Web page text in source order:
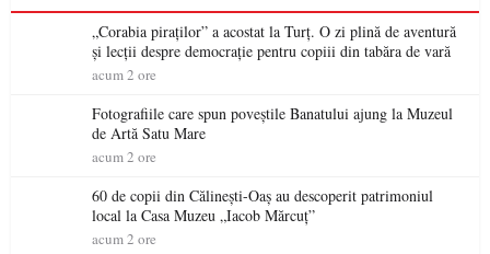
„Corabia piraților” a acostat la Turț. O zi plină de aventură
și lecții despre democrație pentru copiii din tabăra de vară
acum 2 ore
Fotografiile care spun poveștile Banatului ajung la Muzeul
de Artă Satu Mare
acum 2 ore
60 de copii din Călinești-Oaș au descoperit patrimoniul
local la Casa Muzeu „Iacob Mărcuț”
acum 2 ore